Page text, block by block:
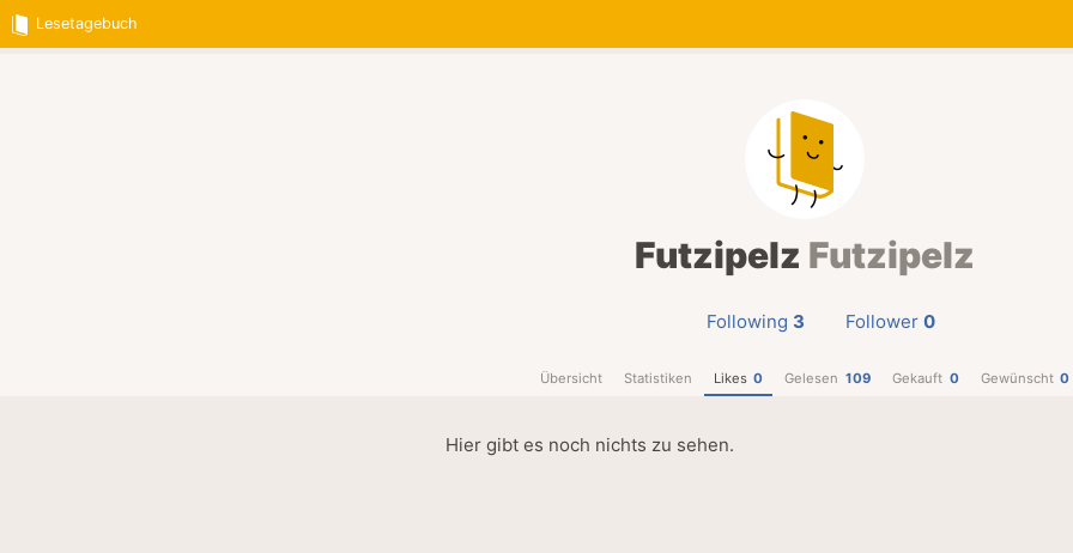
Lesetagebuch
Futzipelz Futzipelz
Following 3 Follower 0
Übersicht Statistiken Likes 0 Gelesen 109 Gekauft 0 Gewünscht 0
Hier gibt es noch nichts zu sehen.